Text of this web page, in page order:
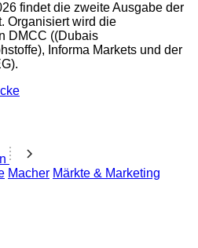
findet die zweite Ausgabe der
Organisiert wird die
DMCC ((Dubais
Informa Markets und der
Macher Märkte & Marketing